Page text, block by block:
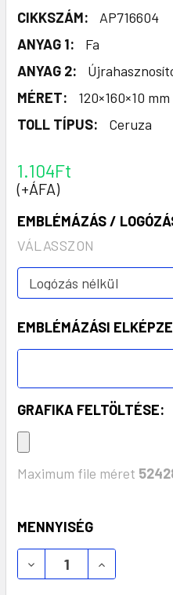
CIKKSZÁM:
AP716604
ANYAG 1:
Fa
ANYAG 2:
MÉRET:
120×160×10 mm
TOLL TÍPUS:
Ceruza
1.104Ft
(+ÁFA)
EMBLÉMÁZÁS /
VÁLASSZON
EMBLÉMÁZÁSI
GRAFIKA FELTÖLTÉSE:
Maximum file méret
KÉSZLET:
MENNYISÉG